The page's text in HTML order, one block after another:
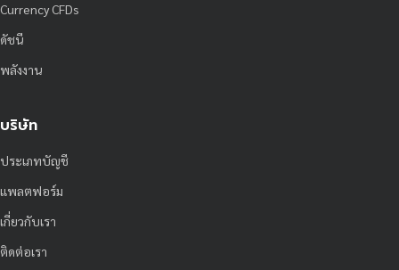
Currency CFDs
ดัชนี
พลังงาน
บริษัท
ประเภทบัญชี
แพลตฟอร์ม
เกี่ยวกับเรา
ติดต่อเรา